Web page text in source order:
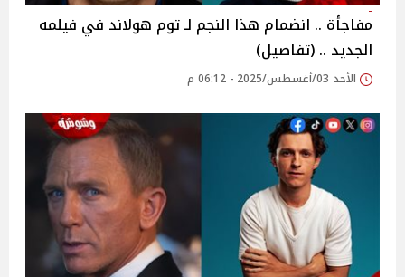
مفاجأة .. انضمام هذا النجم لـ توم هولاند في فيلمه
الجديد .. (تفاصيل)
الأحد 03/أغسطس/2025 - 06:12 م